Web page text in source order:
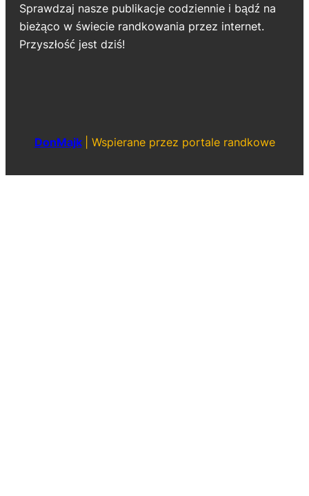
Sprawdzaj nasze publikacje codziennie i bądź na
bieżąco w świecie randkowania przez internet.
Przyszłość jest dziś!
DonMajk Wspierane przez portale randkowe